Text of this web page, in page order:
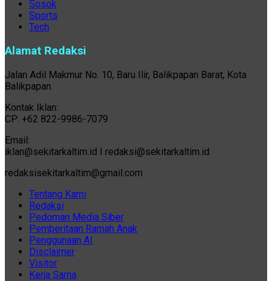
Sosok
Sports
Tech
Alamat Redaksi
Jalan Adil Makmur No. 10, Baru Ilir, Balikpapan Barat, Kota
Balikpapan.
Kontak Iklan:
CP: +62 822-9986-7079
Email:
iklan@sekitarkaltim.id I redaksi@sekitarkaltim.id
redaksisekitarkaltim@gmail.com
Tentang Kami
Redaksi
Pedoman Media Siber
Pemberitaan Ramah Anak
Penggunaan AI
Disclaimer
Visitor
Kerja Sama